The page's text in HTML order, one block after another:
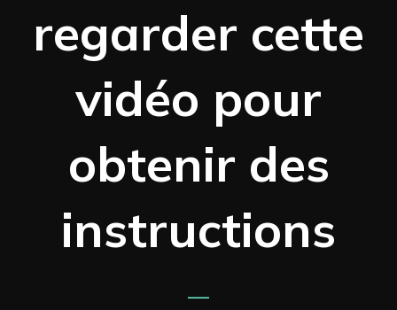
regarder cette
vidéo pour
obtenir des
instructions
—